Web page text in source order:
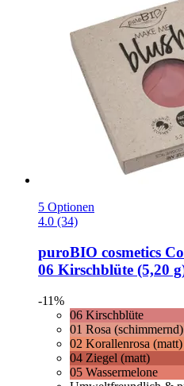
5 Optionen
4.0 (34)
puroBIO cosmetics
06 Kirschblüte (5,20
-11%
06 Kirschblüte
01 Rosa (schimmernd)
02 Korallenrosa (matt)
04 Ziegel (matt)
05 Wassermelone